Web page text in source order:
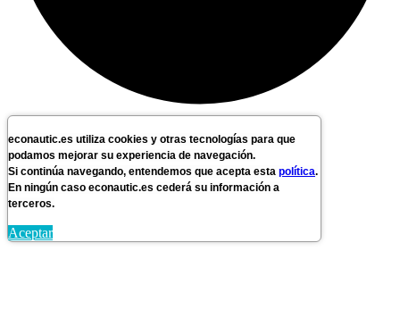
econautic.es utiliza cookies y otras tecnologías para que
podamos mejorar su experiencia de navegación.
Si continúa navegando, entendemos que acepta esta política.
En ningún caso econautic.es cederá su información a
terceros.
Aceptar